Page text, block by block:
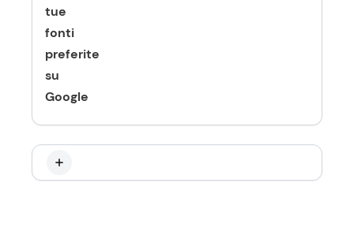
tue
fonti
preferite
su
Google